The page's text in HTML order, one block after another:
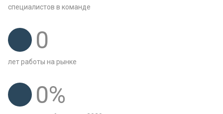
специалистов в команде
0
лет работы на рынке
0%